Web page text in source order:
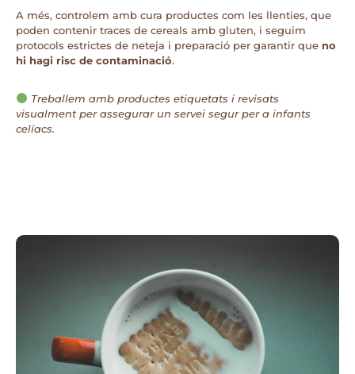
A més, controlem amb cura productes com les llenties, que
poden contenir traces de cereals amb gluten, i seguim
protocols estrictes de neteja i preparació per garantir que no
hi hagi risc de contaminació.
Treballem amb productes etiquetats i revisats
visualment per assegurar un servei segur per a infants
celíacs.